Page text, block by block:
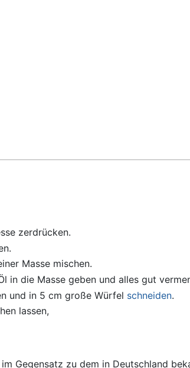
zerdrücken.
Masse mischen.
in die Masse geben und alles gut
und in 5 cm große Würfel schneiden.
lassen,
Gegensatz zu dem in Deutschland